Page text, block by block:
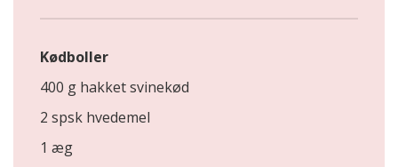
Kødboller
400 g hakket svinekød
2 spsk hvedemel
1 æg